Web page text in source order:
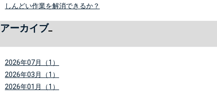
しんどい作業を解消できるか？
アーカイブ
2026年07月（1）
2026年03月（1）
2026年01月（1）